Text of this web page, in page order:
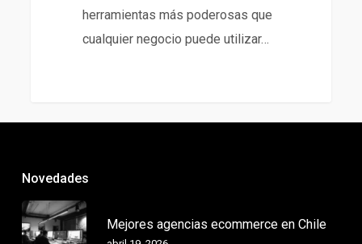
herramientas más poderosas que
cualquier negocio puede utilizar…
Novedades
Mejores agencias ecommerce en Chile